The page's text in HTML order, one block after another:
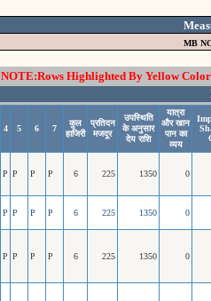
MB
NOTE:Rows Highlighted By Yellow
4 5 6 7
कुल
हाजिरी
प्रतिदन
मजदूर
उपस्थिति
के अनुसार
देय राशि
यात्रा
और खान
पान का
व्यय
P P P P 6 225 1350 0
P P P P 6 225 1350 0
P P P P 6 225 1350 0